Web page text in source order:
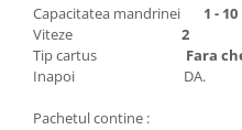
Capacitatea mandrinei 1 - 10
Viteze 2
Tip cartus Fara
Inapoi DA.
Pachetul contine :